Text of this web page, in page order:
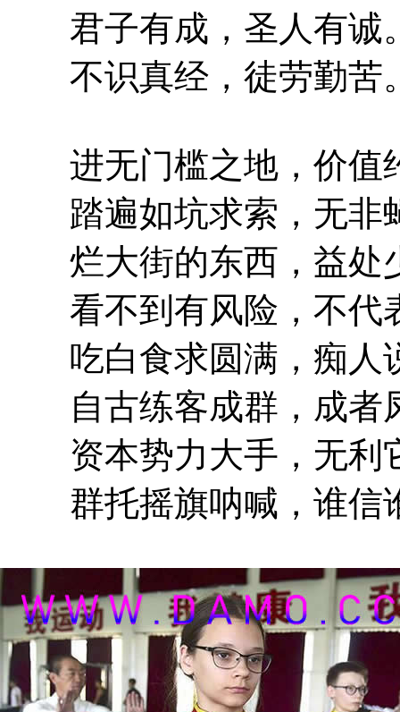
君子有成，圣人有诚
不识真经，徒劳勤苦
进无门槛之地，价值
踏遍如坑求索，无非
烂大街的东西，益处
看不到有风险，不代
吃白食求圆满，痴人
自古练客成群，成者
资本势力大手，无利
群托摇旗呐喊，谁信